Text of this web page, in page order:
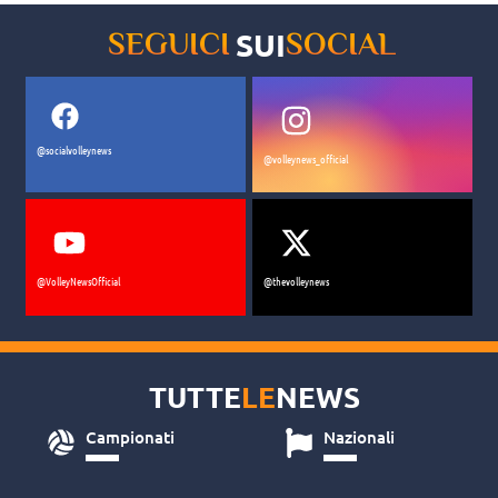
SEGUICI SUISOCIAL
@socialvolleynews
@volleynews_official
@VolleyNewsOfficial @thevolleynews
TUTTELENEWS
Campionati Nazionali